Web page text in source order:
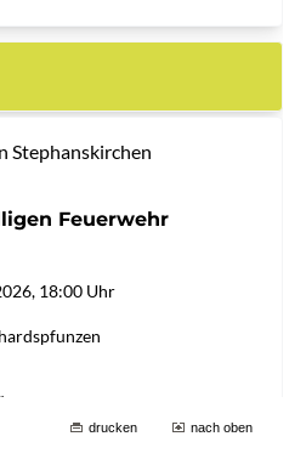
drucken nach oben